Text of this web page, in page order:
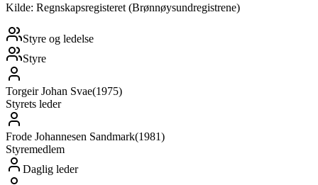
Kilde: Regnskapsregisteret (Brønnøysundregistrene)
Styre og ledelse
Styre
Torgeir Johan Svae(1975)
Styrets leder
Frode Johannesen Sandmark(1981)
Styremedlem
Daglig leder